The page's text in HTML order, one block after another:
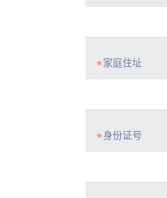
家庭住址
身份证号